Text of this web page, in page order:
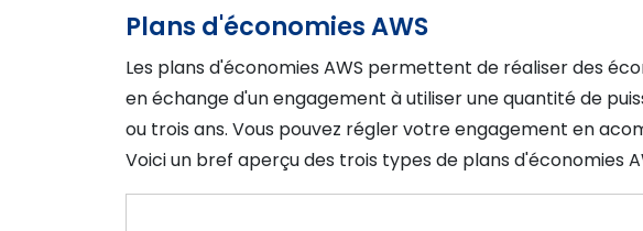
Plans d'économies AWS
Les plans d'économies AWS permettent de réaliser des
en échange d'un engagement à utiliser une quantité de
ou trois ans. Vous pouvez régler votre engagement en
Voici un bref aperçu des trois types de plans d'économies